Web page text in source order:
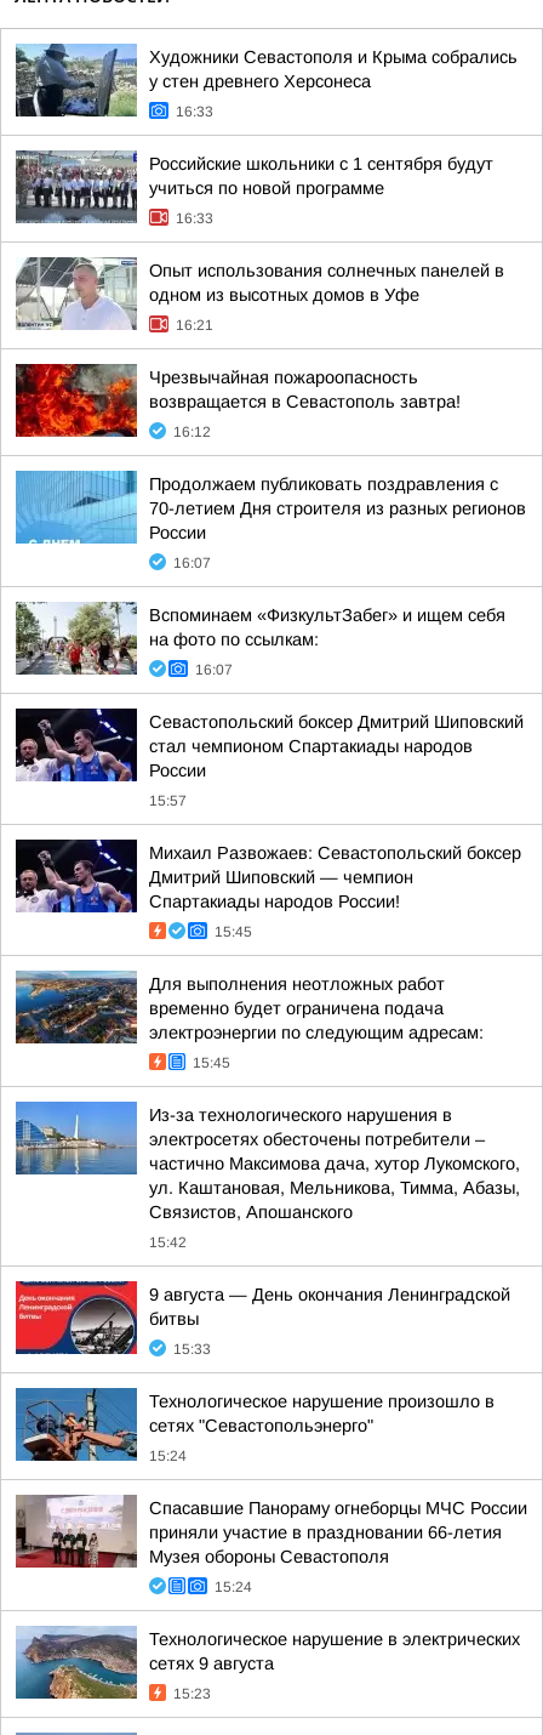
Художники Севастополя и Крыма собрались
у стен древнего Херсонеса
16:33
Российские школьники с 1 сентября будут
учиться по новой программе
16:33
Опыт использования солнечных панелей в
одном из высотных домов в Уфе
16:21
Чрезвычайная пожароопасность
возвращается в Севастополь завтра!
16:12
Продолжаем публиковать поздравления с
70-летием Дня строителя из разных регионов
России
16:07
Вспоминаем «ФизкультЗабег» и ищем себя
на фото по ссылкам:
16:07
Севастопольский боксер Дмитрий Шиповский
стал чемпионом Спартакиады народов
России
15:57
Михаил Развожаев: Севастопольский боксер
Дмитрий Шиповский — чемпион
Спартакиады народов России!
15:45
Для выполнения неотложных работ
временно будет ограничена подача
электроэнергии по следующим адресам:
15:45
Из-за технологического нарушения в
электросетях обесточены потребители –
частично Максимова дача, хутор Лукомского,
ул. Каштановая, Мельникова, Тимма, Абазы,
Связистов, Апошанского
15:42
9 августа — День окончания Ленинградской
битвы
15:33
Технологическое нарушение произошло в
сетях "Севастопольэнерго"
15:24
Спасавшие Панораму огнеборцы МЧС России
приняли участие в праздновании 66-летия
Музея обороны Севастополя
15:24
Технологическое нарушение в электрических
сетях 9 августа
15:23